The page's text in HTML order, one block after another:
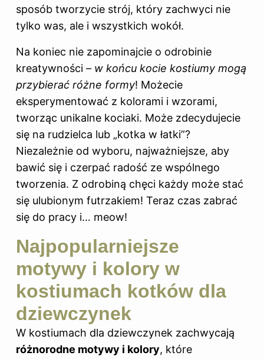
sposób tworzycie strój, który zachwyci nie
tylko was, ale i wszystkich wokół.
Na koniec nie zapominajcie o odrobinie
kreatywności – w końcu kocie kostiumy mogą
przybierać różne formy! Możecie
eksperymentować z kolorami i wzorami,
tworząc unikalne kociaki. Może zdecydujecie
się na rudzielca lub „kotka w łatki”?
Niezależnie od wyboru, najważniejsze, aby
bawić się i czerpać radość ze wspólnego
tworzenia. Z odrobiną chęci każdy może stać
się ulubionym futrzakiem! Teraz czas zabrać
się do pracy i… meow!
Najpopularniejsze
motywy i kolory w
kostiumach kotków dla
dziewczynek
W kostiumach dla dziewczynek zachwycają
różnorodne motywy i kolory, które